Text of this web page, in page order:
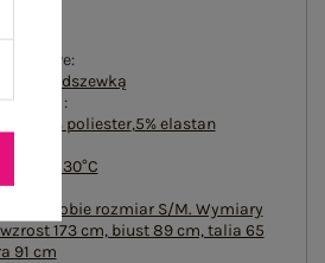
z podszewką
:
30% poliester,5% elastan
w 30°C
ma na sobie rozmiar S/M. Wymiary
173 cm, biust 89 cm, talia 65
91 cm